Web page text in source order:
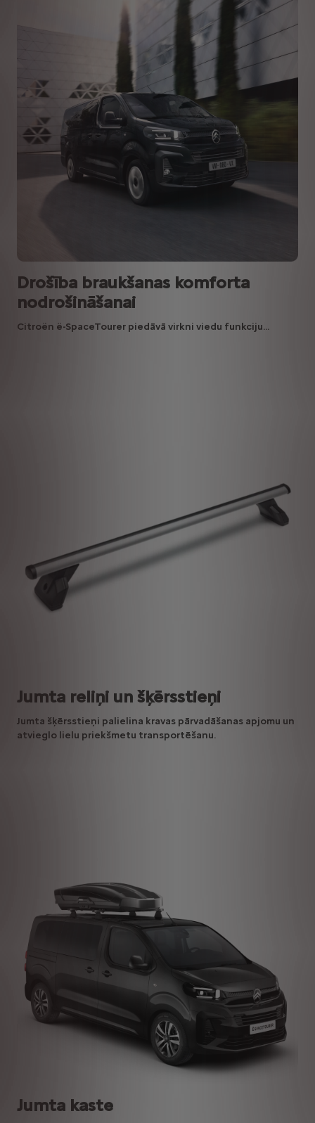
Drošība braukšanas komforta
nodrošināšanai
Citroën ë-SpaceTourer piedāvā virkni viedu funkciju...
Jumta reliņi un šķērsstieņi
Jumta šķērsstieņi palielina kravas pārvadāšanas apjomu un
atvieglo lielu priekšmetu transportēšanu.
Jumta kaste